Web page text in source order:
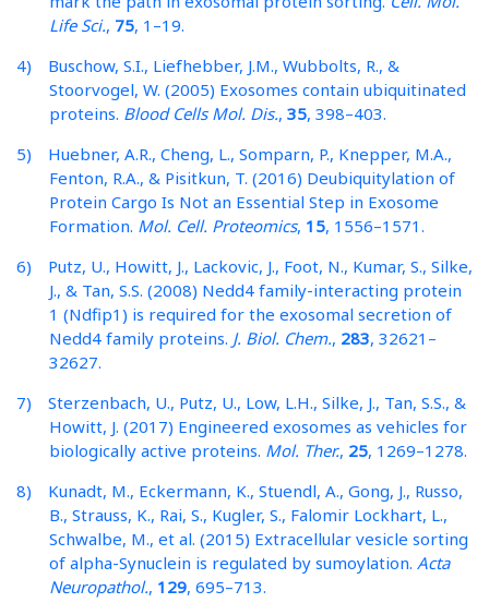
Life Sci., 75, 1–19.
4) Buschow, S.I., Liefhebber, J.M., Wubbolts, R., &
Stoorvogel, W. (2005) Exosomes contain ubiquitinated
proteins. Blood Cells Mol. Dis., 35, 398–403.
5) Huebner, A.R., Cheng, L., Somparn, P., Knepper, M.A.,
Fenton, R.A., & Pisitkun, T. (2016) Deubiquitylation of
Protein Cargo Is Not an Essential Step in Exosome
Formation. Mol. Cell. Proteomics, 15, 1556–1571.
6) Putz, U., Howitt, J., Lackovic, J., Foot, N., Kumar, S., Silke,
J., & Tan, S.S. (2008) Nedd4 family-interacting protein
1 (Ndfip1) is required for the exosomal secretion of
Nedd4 family proteins. J. Biol. Chem., 283, 32621–
32627.
7) Sterzenbach, U., Putz, U., Low, L.H., Silke, J., Tan, S.S., &
Howitt, J. (2017) Engineered exosomes as vehicles for
biologically active proteins. Mol. Ther., 25, 1269–1278.
8) Kunadt, M., Eckermann, K., Stuendl, A., Gong, J., Russo,
B., Strauss, K., Rai, S., Kugler, S., Falomir Lockhart, L.,
Schwalbe, M., et al. (2015) Extracellular vesicle sorting
of alpha-Synuclein is regulated by sumoylation. Acta
Neuropathol., 129, 695–713.